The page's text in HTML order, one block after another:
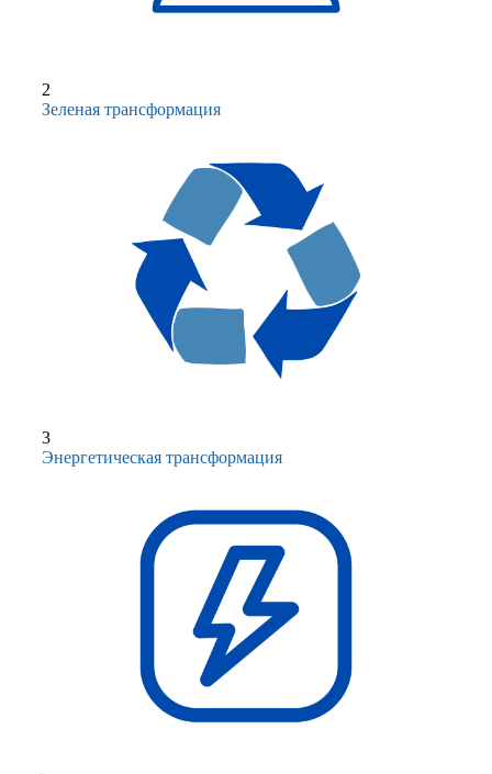
2
Зеленая трансформация
3
Энергетическая трансформация